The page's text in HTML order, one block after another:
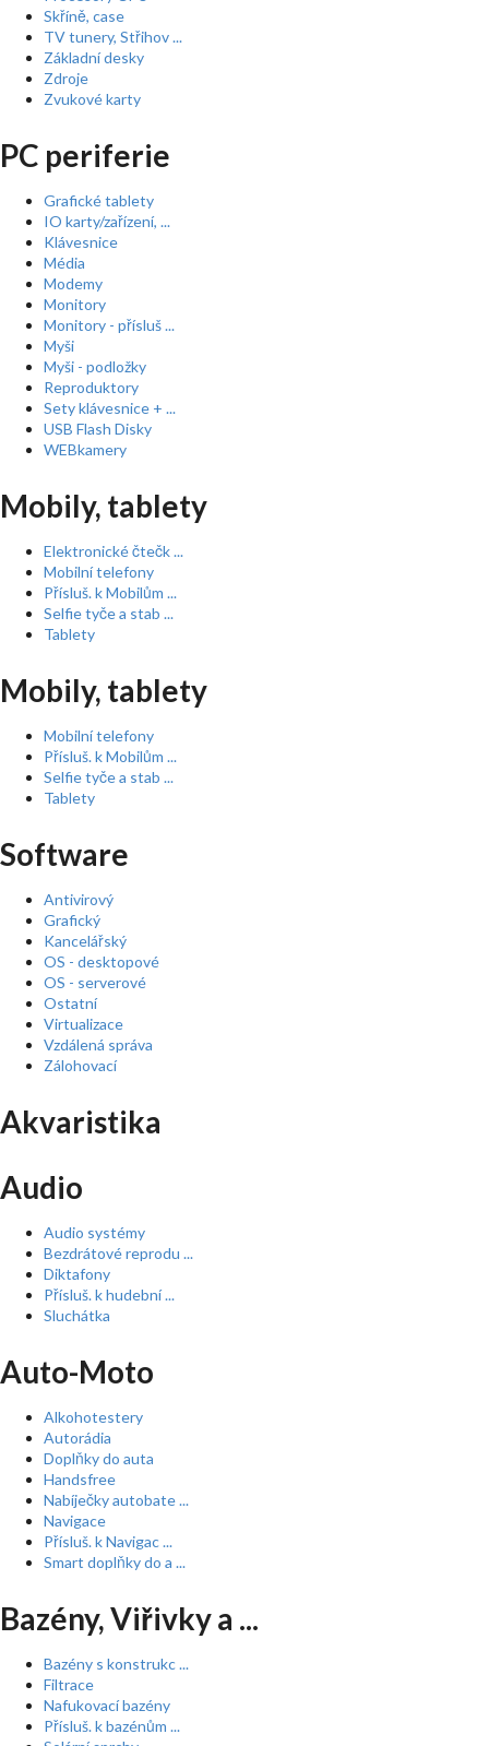
Skříně, case
TV tunery, Střihov ...
Základní desky
Zdroje
Zvukové karty
PC periferie
Grafické tablety
IO karty/zařízení, ...
Klávesnice
Média
Modemy
Monitory
Monitory - přísluš ...
Myši
Myši - podložky
Reproduktory
Sety klávesnice + ...
USB Flash Disky
WEBkamery
Mobily, tablety
Elektronické čtečk ...
Mobilní telefony
Přísluš. k Mobilům ...
Selfie tyče a stab ...
Tablety
Mobily, tablety
Mobilní telefony
Přísluš. k Mobilům ...
Selfie tyče a stab ...
Tablety
Software
Antivirový
Grafický
Kancelářský
OS - desktopové
OS - serverové
Ostatní
Virtualizace
Vzdálená správa
Zálohovací
Akvaristika
Audio
Audio systémy
Bezdrátové reprodu ...
Diktafony
Přísluš. k hudební ...
Sluchátka
Auto-Moto
Alkohotestery
Autorádia
Doplňky do auta
Handsfree
Nabíječky autobate ...
Navigace
Přísluš. k Navigac ...
Smart doplňky do a ...
Bazény, Viřivky a ...
Bazény s konstrukc ...
Filtrace
Nafukovací bazény
Přísluš. k bazénům ...